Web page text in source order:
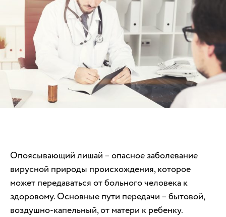
Опоясывающий лишай – опасное заболевание
вирусной природы происхождения, которое
может передаваться от больного человека к
здоровому. Основные пути передачи – бытовой,
воздушно-капельный, от матери к ребенку.